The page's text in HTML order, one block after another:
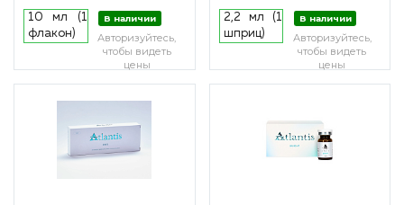
10 мл (1
флакон)
В наличии
Авторизуйтесь,
чтобы видеть
цены
2,2 мл (1
шприц)
В наличии
Авторизуйтесь,
чтобы видеть
цены